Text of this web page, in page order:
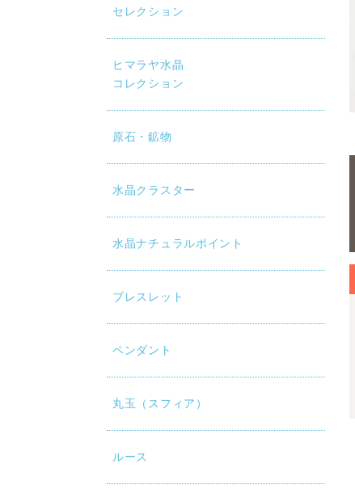
セレクション
ヒマラヤ水晶
コレクション
原石・鉱物
水晶クラスター
水晶ナチュラルポイント
ブレスレット
ペンダント
丸玉（スフィア）
ルース